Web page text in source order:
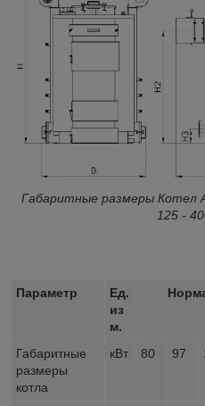
Габаритные размеры Котел
125 -
Параметр
Ед.
из
м.
Габаритные
размеры
котла
кВт 80 97